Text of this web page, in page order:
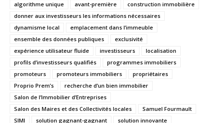
algorithme unique
avant-première
construction immobilière
donner aux investisseurs les informations nécessaires
dynamisme local
emplacement dans l’immeuble
ensemble des données publiques
exclusivité
expérience utilisateur fluide
investisseurs
localisation
profils d’investisseurs qualifiés
programmes immobiliers
promoteurs
promoteurs immobiliers
propriétaires
Proprio Prem’s
recherche d’un bien immobilier
Salon de l’Immobilier d’Entreprises
Salon des Maires et des Collectivités locales
Samuel Fourmault
SIMI
solution gagnant-gagnant
solution innovante